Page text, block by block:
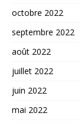
octobre 2022
septembre 2022
août 2022
juillet 2022
juin 2022
mai 2022